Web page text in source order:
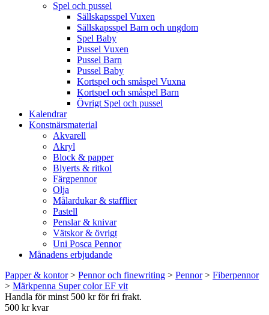
Spel och pussel
Sällskapsspel Vuxen
Sällskapsspel Barn och ungdom
Spel Baby
Pussel Vuxen
Pussel Barn
Pussel Baby
Kortspel och småspel Vuxna
Kortspel och småspel Barn
Övrigt Spel och pussel
Kalendrar
Konstnärsmaterial
Akvarell
Akryl
Block & papper
Blyerts & ritkol
Färgpennor
Olja
Målardukar & stafflier
Pastell
Penslar & knivar
Vätskor & övrigt
Uni Posca Pennor
Månadens erbjudande
Papper & kontor> Pennor och finewriting > Pennor> Fiberpennor
> Märkpenna Super color EF vit
Handla för minst 500 kr för fri frakt.
500 kr kvar